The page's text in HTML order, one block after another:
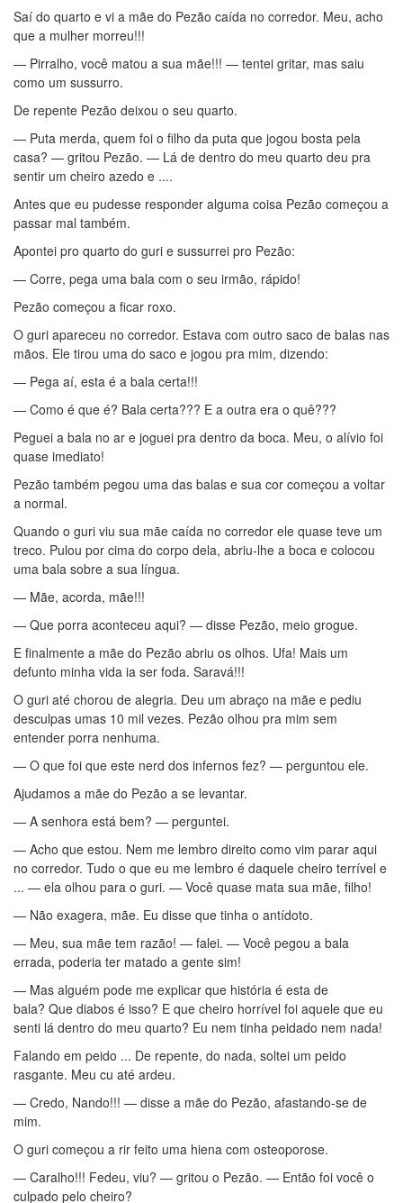
Saí do quarto e vi a mãe do Pezão caída no corredor. Meu, acho
que a mulher morreu!!!
— Pirralho, você matou a sua mãe!!! — tentei gritar, mas saiu
como um sussurro.
De repente Pezão deixou o seu quarto.
— Puta merda, quem foi o filho da puta que jogou bosta pela
casa? — gritou Pezão. — Lá de dentro do meu quarto deu pra
sentir um cheiro azedo e ....
Antes que eu pudesse responder alguma coisa Pezão começou a
passar mal também.
Apontei pro quarto do guri e sussurrei pro Pezão:
— Corre, pega uma bala com o seu irmão, rápido!
Pezão começou a ficar roxo.
O guri apareceu no corredor. Estava com outro saco de balas nas
mãos. Ele tirou uma do saco e jogou pra mim, dizendo:
— Pega aí, esta é a bala certa!!!
— Como é que é? Bala certa??? E a outra era o quê???
Peguei a bala no ar e joguei pra dentro da boca. Meu, o alívio foi
quase imediato!
Pezão também pegou uma das balas e sua cor começou a voltar
a normal.
Quando o guri viu sua mãe caída no corredor ele quase teve um
treco. Pulou por cima do corpo dela, abriu-lhe a boca e colocou
uma bala sobre a sua língua.
— Mãe, acorda, mãe!!!
— Que porra aconteceu aqui? — disse Pezão, meio grogue.
E finalmente a mãe do Pezão abriu os olhos. Ufa! Mais um
defunto minha vida ia ser foda. Saravá!!!
O guri até chorou de alegria. Deu um abraço na mãe e pediu
desculpas umas 10 mil vezes. Pezão olhou pra mim sem
entender porra nenhuma.
— O que foi que este nerd dos infernos fez? — perguntou ele.
Ajudamos a mãe do Pezão a se levantar.
— A senhora está bem? — perguntei.
— Acho que estou. Nem me lembro direito como vim parar aqui
no corredor. Tudo o que eu me lembro é daquele cheiro terrível e
... — ela olhou para o guri. — Você quase mata sua mãe, filho!
— Não exagera, mãe. Eu disse que tinha o antídoto.
— Meu, sua mãe tem razão! — falei. — Você pegou a bala
errada, poderia ter matado a gente sim!
— Mas alguém pode me explicar que história é esta de
bala? Que diabos é isso? E que cheiro horrível foi aquele que eu
senti lá dentro do meu quarto? Eu nem tinha peidado nem nada!
Falando em peido ... De repente, do nada, soltei um peido
rasgante. Meu cu até ardeu.
— Credo, Nando!!! — disse a mãe do Pezão, afastando-se de
mim.
O guri começou a rir feito uma hiena com osteoporose.
— Caralho!!! Fedeu, viu? — gritou o Pezão. — Então foi você o
culpado pelo cheiro?